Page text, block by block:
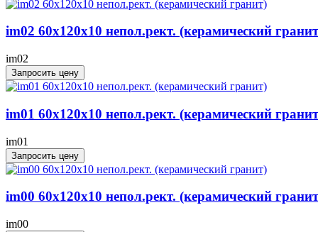
im02 60x120x10 непол.рект. (керамический
im02
Запросить цену
im01 60x120x10 непол.рект. (керамический
im01
Запросить цену
im00 60x120x10 непол.рект. (керамический
im00